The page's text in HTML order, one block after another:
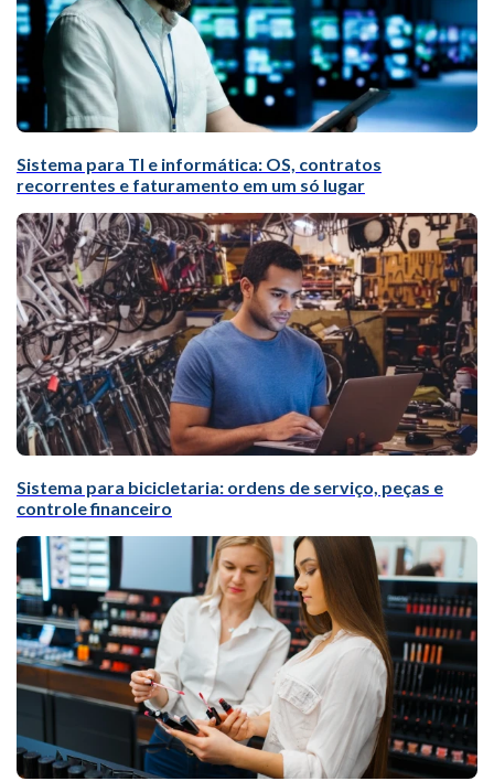
Sistema para TI e informática: OS, contratos
recorrentes e faturamento em um só lugar
Sistema para bicicletaria: ordens de serviço, peças e
controle financeiro